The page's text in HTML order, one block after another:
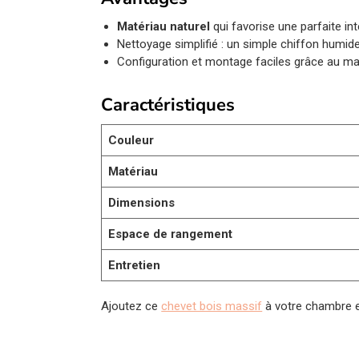
Matériau naturel qui favorise une parfaite
Nettoyage simplifié : un simple chiffon
Configuration et montage faciles grâce au
Caractéristiques
Couleur
Matériau
Dimensions
Espace de rangement
Entretien
Ajoutez cechevet bois massif à votre chambre